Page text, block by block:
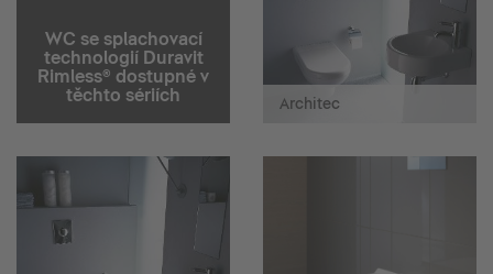
WC se splachovací
technologií Duravit
Rimless® dostupné v
těchto sériích
Architec